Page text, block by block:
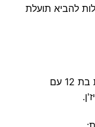
להביא תועלת
אנו מדווחים על תוצאות קליניות במטופלת בת 12 עם